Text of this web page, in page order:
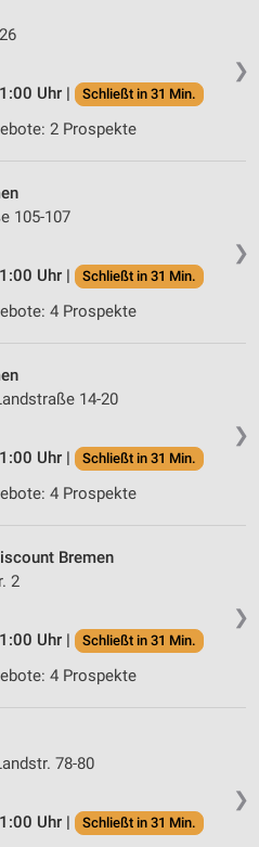
❯
Uhr |
Schließt in 31 Min.
2 Prospekte
❯
105-107
Uhr |
Schließt in 31 Min.
4 Prospekte
❯
14-20
Uhr |
Schließt in 31 Min.
4 Prospekte
❯
Bremen
2
Uhr |
Schließt in 31 Min.
4 Prospekte
❯
78-80
Uhr |
Schließt in 31 Min.